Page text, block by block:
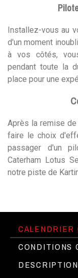
Installez-vous au
d'un moment
à vos côtés,
pendant toute la
place pour une
Après la remise
faire le choix
passager d'un
Caterham Lotus
notre piste de
CALENDRIER
CONDITIONS
DESCRIPTION